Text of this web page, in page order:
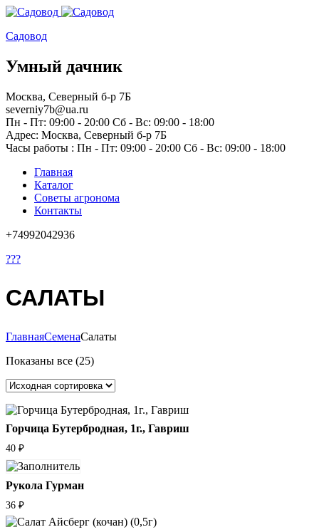
Садовод
Умный дачник
Москва, Северный б-р 7Б
severniy7b@ua.ru
Пн - Пт: 09:00 - 20:00 Сб - Вс: 09:00 - 18:00
Адрес: Москва, Северный б-р 7Б
Часы работы : Пн - Пт: 09:00 - 20:00 Сб - Вс: 09:00 - 18:00
Главная
Каталог
Советы агронома
Контакты
+74992042936
???
САЛАТЫ
ГлавнаяСеменаСалаты
Показаны все (25)
Горчица Бутербродная, 1г., Гавриш
40 ₽
Рукола Гурман
36 ₽